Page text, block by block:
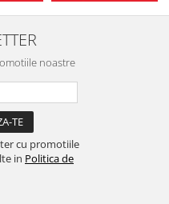
noastre
cu promotiile
in Politica de